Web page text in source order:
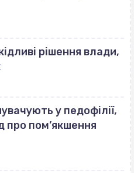
рішення влади,
у педофілії,
про пом’якшення